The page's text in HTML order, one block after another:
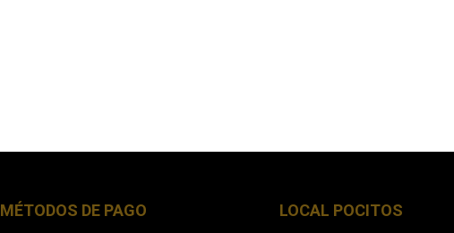
MÉTODOS DE PAGO LOCAL POCITOS